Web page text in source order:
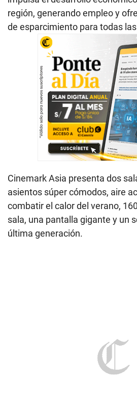
región, generando empleo y
de esparcimiento para todas
Cinemark Asia presenta dos
asientos súper cómodos, aire
combatir el calor del verano,
sala, una pantalla gigante y un
última generación.